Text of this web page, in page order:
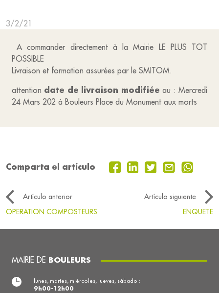
3/2/21
A commander directement à la Mairie LE PLUS TOT
POSSIBLE
Livraison et formation assurées par le SMITOM.
attention date de livraison modifiée au : Mercredi
24 Mars 202 à Bouleurs Place du Monument aux morts
Comparta el artículo
Artículo anterior
Artículo siguiente
OPERATION COMPOSTEURS
ENQUETE
MAIRIE DE BOULEURS
lunes, martes, miércoles, jueves, sábado :
9h00-12h00